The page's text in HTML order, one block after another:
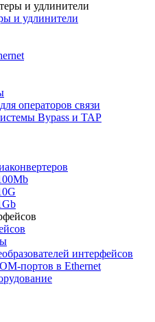
и удлинители
операторов связи
Bypass и TAP
интерфейсов
портов в Ethernet